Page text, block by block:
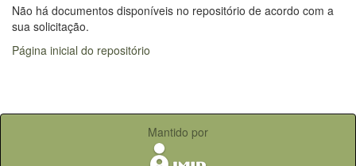
Não há documentos disponíveis no repositório de acordo com a
sua solicitação.
Página inicial do repositório
Mantido por